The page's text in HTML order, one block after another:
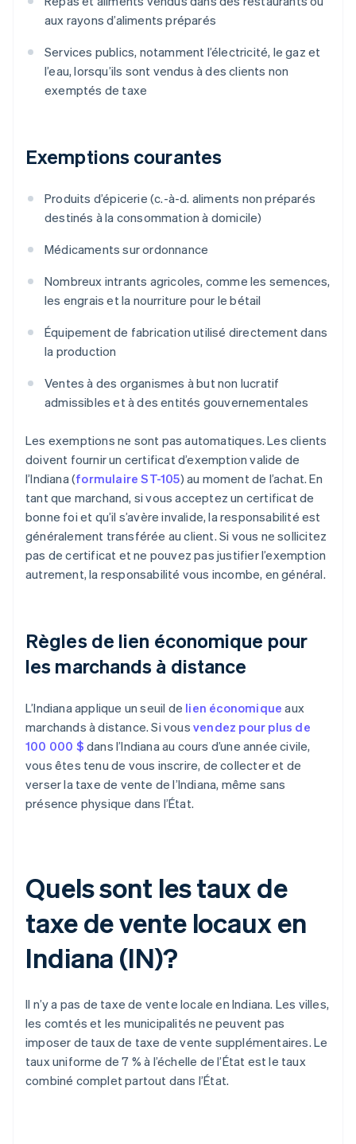
aux rayons d’aliments préparés
Services publics, notamment l’électricité, le gaz et
l’eau, lorsqu’ils sont vendus à des clients non
exemptés de taxe
Exemptions courantes
Produits d’épicerie (c.-à-d. aliments non préparés
destinés à la consommation à domicile)
Médicaments sur ordonnance
Nombreux intrants agricoles, comme les semences,
les engrais et la nourriture pour le bétail
Équipement de fabrication utilisé directement dans
la production
Ventes à des organismes à but non lucratif
admissibles et à des entités gouvernementales
Les exemptions ne sont pas automatiques. Les clients
doivent fournir un certificat d’exemption valide de
l’Indiana (formulaire ST-105) au moment de l’achat. En
tant que marchand, si vous acceptez un certificat de
bonne foi et qu’il s’avère invalide, la responsabilité est
généralement transférée au client. Si vous ne sollicitez
pas de certificat et ne pouvez pas justifier l’exemption
autrement, la responsabilité vous incombe, en général.
Règles de lien économique pour
les marchands à distance
L’Indiana applique un seuil de lien économique aux
marchands à distance. Si vous vendez pour plus de
100 000 $ dans l’Indiana au cours d’une année civile,
vous êtes tenu de vous inscrire, de collecter et de
verser la taxe de vente de l’Indiana, même sans
présence physique dans l’État.
Quels sont les taux de
taxe de vente locaux en
Indiana (IN)?
Il n’y a pas de taxe de vente locale en Indiana. Les villes,
les comtés et les municipalités ne peuvent pas
imposer de taux de taxe de vente supplémentaires. Le
taux uniforme de 7 % à l’échelle de l’État est le taux
combiné complet partout dans l’État.